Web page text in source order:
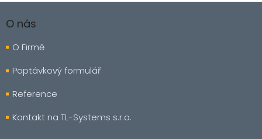
á
a
O nás
O Firmě
Poptávkový formulář
Reference
Kontakt na TL-Systems s.r.o.